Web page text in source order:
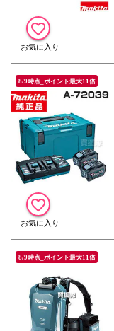
8/9時点_ポイント最大11倍
8/9時点_ポイント最大11倍